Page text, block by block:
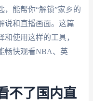
，能帮你“解锁”家乡的
说和直播画面。这篇
使用这样的工具，
畅快观看NBA、英
不了国内直